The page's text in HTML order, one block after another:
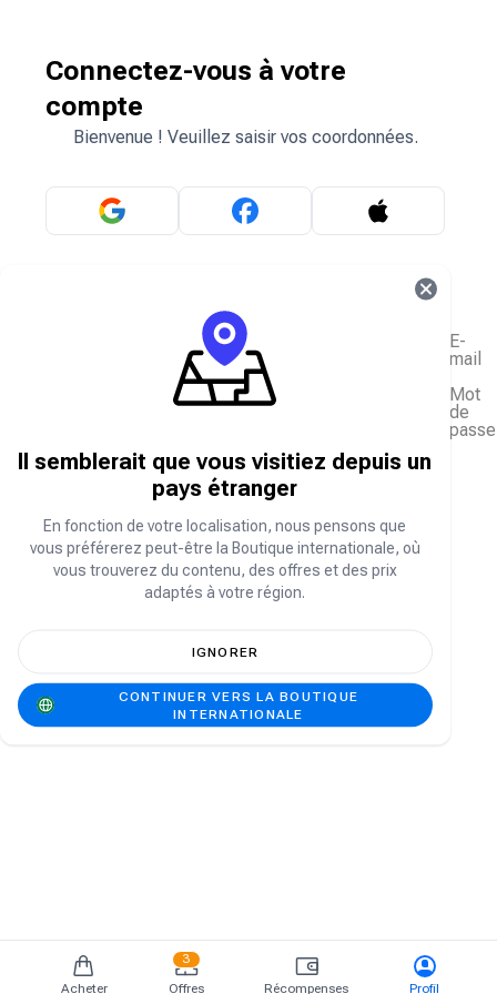
Acheter
3
Offres
Récompenses Profil
Connectez-vous à votre
compte
Bienvenue ! Veuillez saisir vos coordonnées.
E-
mail
Mot
de
passe
Se connecter
Il semblerait que vous visitiez depuis un
pays étranger
En fonction de votre localisation, nous pensons que
vous préférerez peut-être la Boutique internationale, où
vous trouverez du contenu, des offres et des prix
adaptés à votre région.
IGNORER
CONTINUER VERS LA BOUTIQUE
INTERNATIONALE